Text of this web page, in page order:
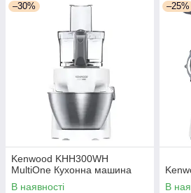
–30%
Kenwood KHH300WH
MultiOne Кухонна машина
В наявності
–25%
В